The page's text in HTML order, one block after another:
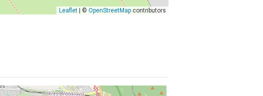
Leaflet| © OpenStreetMapcontributors